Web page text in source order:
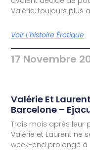
Valérie, toujours plus
Voir L'histoire Érotique
17 Novembre
Valérie Et
Barcelone –
Trois mois après leur
Valérie et Laurent ne
week-end prolongé à